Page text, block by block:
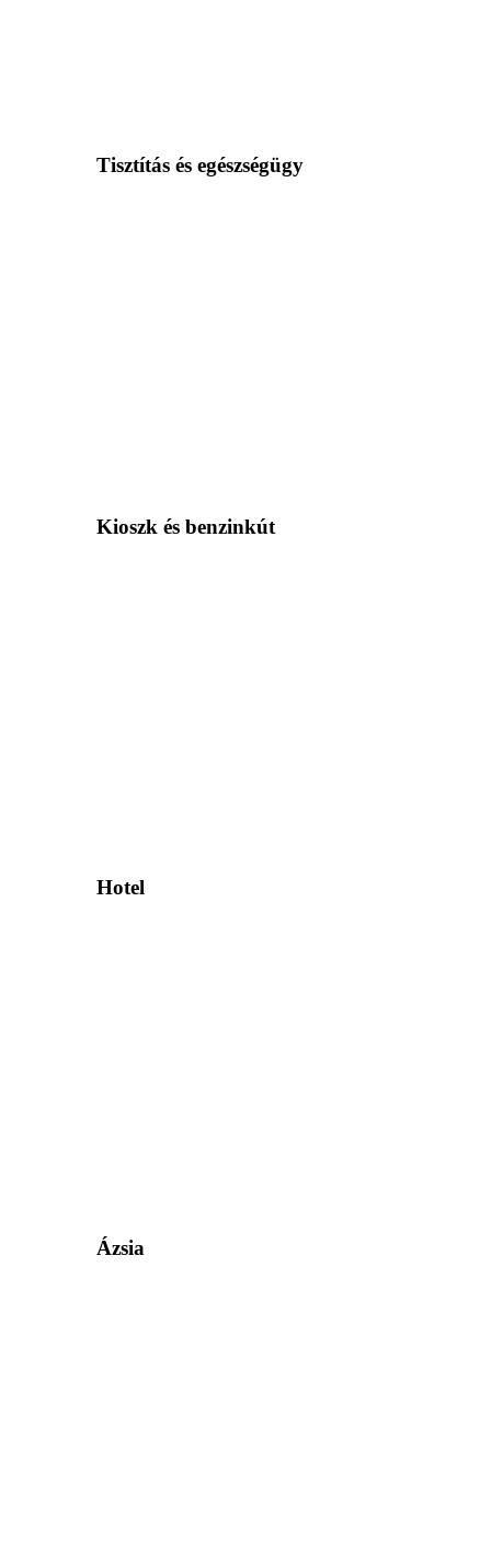
Tisztítás és egészségügy
Kioszk és benzinkút
Hotel
Ázsia